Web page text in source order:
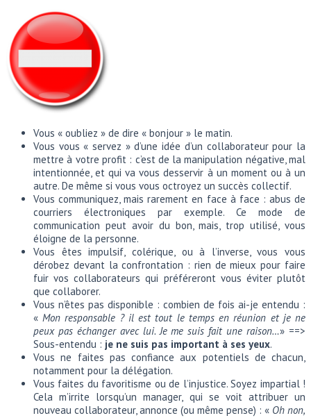
Vous « oubliez » de dire « bonjour » le matin.
Vous vous « servez » d’une idée d’un collaborateur pour la
mettre à votre profit : c’est de la manipulation négative, mal
intentionnée, et qui va vous desservir à un moment ou à un
autre. De même si vous vous octroyez un succès collectif.
Vous communiquez, mais rarement en face à face : abus de
courriers électroniques par exemple. Ce mode de
communication peut avoir du bon, mais, trop utilisé, vous
éloigne de la personne.
Vous êtes impulsif, colérique, ou à l’inverse, vous vous
dérobez devant la confrontation : rien de mieux pour faire
fuir vos collaborateurs qui préféreront vous éviter plutôt
que collaborer.
Vous n’êtes pas disponible : combien de fois ai-je entendu :
«Mon responsable ? il est tout le temps en réunion et je ne
peux pas échanger avec lui. Je me suis fait une raison…» ==>
Sous-entendu : je ne suis pas important à ses yeux.
Vous ne faites pas confiance aux potentiels de chacun,
notamment pour la délégation.
Vous faites du favoritisme ou de l’injustice. Soyez impartial !
Cela m’irrite lorsqu’un manager, qui se voit attribuer un
nouveau collaborateur, annonce (ou même pense) : « Oh non,